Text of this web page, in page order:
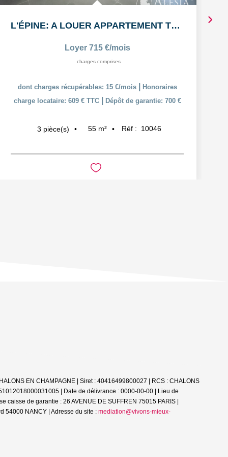
L'ÉPINE: A LOUER APPARTEMENT T3 55,38m² AVEC COUR ET PLACE...
Loyer 715 €/mois
charges comprises
dont charges récupérables: 15 €/mois
Honoraires
charge locataire: 609 € TTC
Dépôt de garantie: 700 €
3 pièce(s) 55 m² Réf : 10046
EN CHAMPAGNE | Siret : 40416499800027 | RCS : CHALONS
| Date de délivrance : 0000-00-00 | Lieu de
de garantie : 26 AVENUE DE SUFFREN 75015 PARIS |
54000 NANCY | Adresse du site : mediation@vivons-mieux-